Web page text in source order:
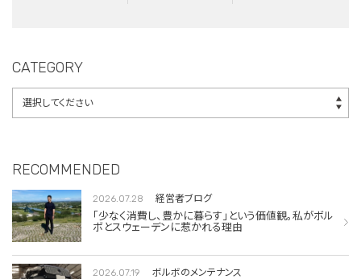
CATEGORY
RECOMMENDED
2026.07.28 経営者ブログ
「少なく消費し、豊かに暮らす」という価値観。私がボル
ボとスウェーデンに惹かれる理由
2026.07.19 ボルボのメンテナンス